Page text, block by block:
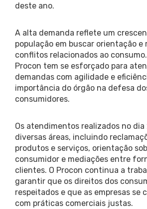
deste ano.
A alta demanda reflete um
população em buscar orientação e
conflitos relacionados ao
Procon tem se esforçado para
demandas com agilidade e
importância do órgão na defesa
consumidores.
Os atendimentos realizados no dia
diversas áreas, incluindo
produtos e serviços, orientação
consumidor e mediações entre
clientes. O Procon continua a
garantir que os direitos dos
respeitados e que as empresas se
com práticas comerciais justas.